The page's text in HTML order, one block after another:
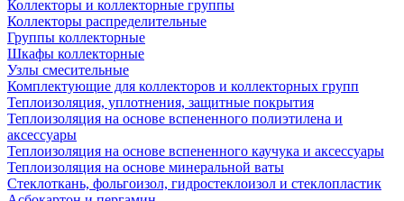
Коллекторы и коллекторные группы
Коллекторы распределительные
Группы коллекторные
Шкафы коллекторные
Узлы смесительные
Комплектующие для коллекторов и коллекторных групп
Теплоизоляция, уплотнения, защитные покрытия
Теплоизоляция на основе вспененного полиэтилена и
аксессуары
Теплоизоляция на основе вспененного каучука и аксессуары
Теплоизоляция на основе минеральной ваты
Стеклоткань, фольгоизол, гидростеклоизол и стеклопластик